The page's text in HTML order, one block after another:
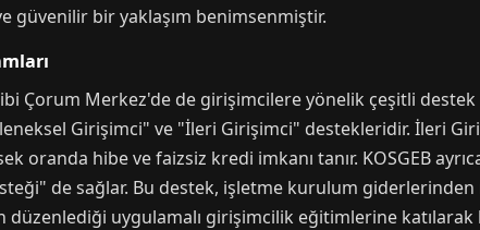
güvenilir bir yaklaşım benimsenmiştir.
Çorum Merkez'de de girişimcilere yönelik çeşitli destek
Girişimci" ve "İleri Girişimci" destekleridir. İleri
oranda hibe ve faizsiz kredi imkanı tanır. KOSGEB
de sağlar. Bu destek, işletme kurulum giderlerinden
düzenlediği uygulamalı girişimcilik eğitimlerine